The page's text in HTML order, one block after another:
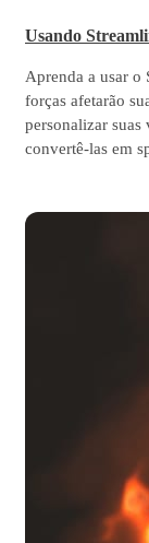
Usando
Aprenda a usar o
forças afetarão
personalizar suas
convertê-las em